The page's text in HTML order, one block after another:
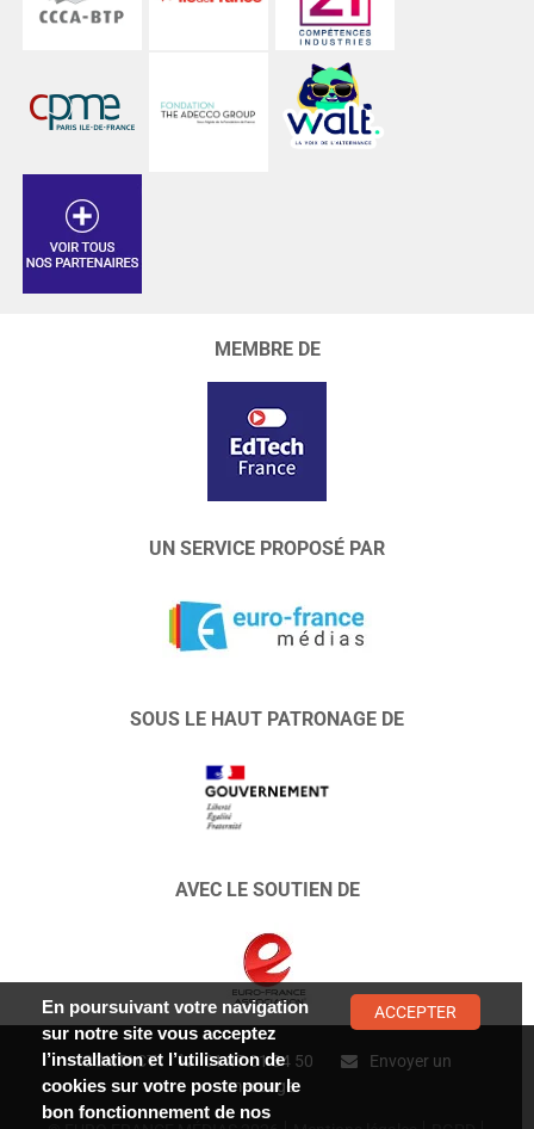
MEMBRE DE
UN SERVICE PROPOSÉ PAR
SOUS LE HAUT PATRONAGE DE
AVEC LE SOUTIEN DE
CONTACT : 01 47 01 34 50
Envoyer un
message
En poursuivant votre navigation
sur notre site vous acceptez
l’installation et l’utilisation de
cookies sur votre poste pour le
bon fonctionnement de nos
ACCEPTER